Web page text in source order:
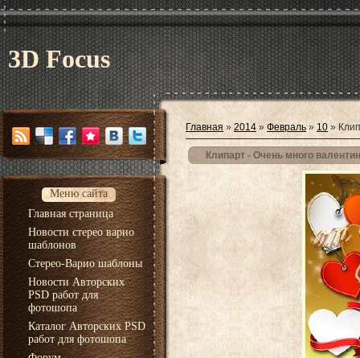
3D Focus
Меню сайта
Главная страница
Новости стерео варио
шаблонов
Стерео-Варио шаблоны
Новости Авторских
PSD работ для
фотошопа
Каталог Авторских PSD
работ для фотошопа
Главная » 2014 » Февраль » 10 »
Клипарт - Очень много